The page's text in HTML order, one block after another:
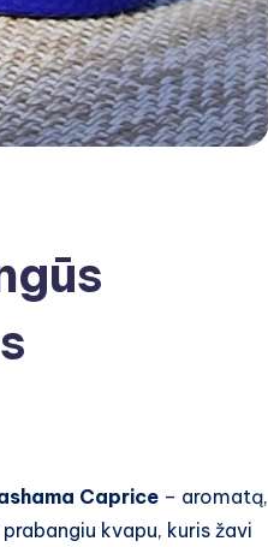
Caprice – aromatą,
kvapu, kuris žavi